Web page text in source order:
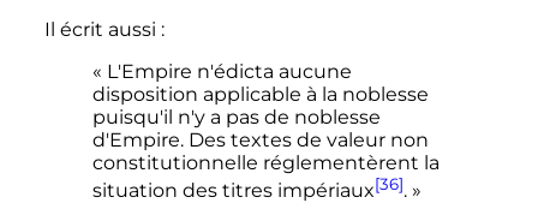
Il écrit aussi :
« L'Empire n'édicta aucune
disposition applicable à la noblesse
puisqu'il n'y a pas de noblesse
d'Empire. Des textes de valeur non
constitutionnelle réglementèrent la
situation des titres impériaux[36]. »